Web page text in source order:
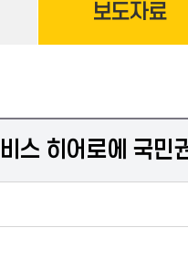
보도자료
스 히어로에 국민